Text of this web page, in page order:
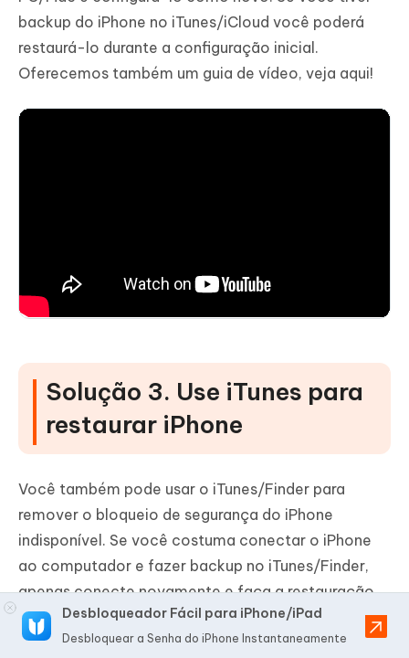
backup do iPhone no iTunes/iCloud você poderá
restaurá-lo durante a configuração inicial.
Oferecemos também um guia de vídeo, veja aqui!
Solução 3. Use iTunes para
restaurar iPhone
Você também pode usar o iTunes/Finder para
remover o bloqueio de segurança do iPhone
indisponível. Se você costuma conectar o iPhone
ao computador e fazer backup no iTunes/Finder,
apenas conecte novamente e faça a restauração.
Por outro lado, se você não costuma conectar o
Desbloqueador Fácil para iPhone/iPad
Desbloquear a Senha do iPhone Instantaneamente